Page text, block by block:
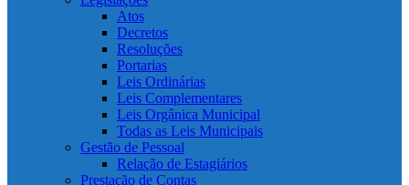
Atos
Decretos
Resoluções
Portarias
Leis Ordinárias
Leis Complementares
Leis Orgânica Municipal
Todas as Leis Municipais
Gestão de Pessoal
Relação de Estagiários
Prestação de Contas